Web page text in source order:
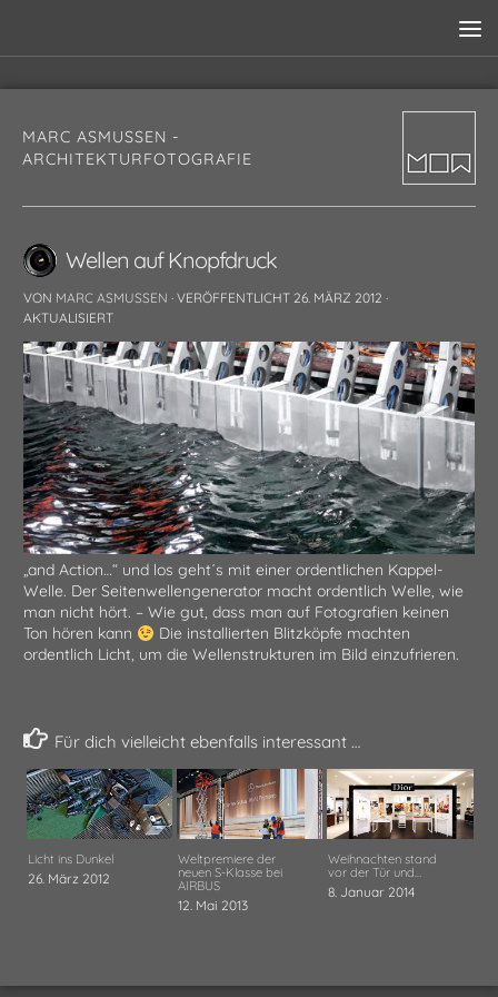
MARC ASMUSSEN -
ARCHITEKTURFOTOGRAFIE
Wellen auf Knopfdruck
VON MARC ASMUSSEN · VERÖFFENTLICHT 26. MÄRZ 2012 ·
AKTUALISIERT
„and Action…“ und los geht´s mit einer ordentlichen Kappel-
Welle. Der Seitenwellengenerator macht ordentlich Welle, wie
man nicht hört. – Wie gut, dass man auf Fotografien keinen
Ton hören kann
Die installierten Blitzköpfe machten
ordentlich Licht, um die Wellenstrukturen im Bild einzufrieren.
Für dich vielleicht ebenfalls interessant …
Licht ins Dunkel
26. März 2012
Weltpremiere der
neuen S-Klasse bei
AIRBUS
12. Mai 2013
Weihnachten stand
vor der Tür und…
8. Januar 2014